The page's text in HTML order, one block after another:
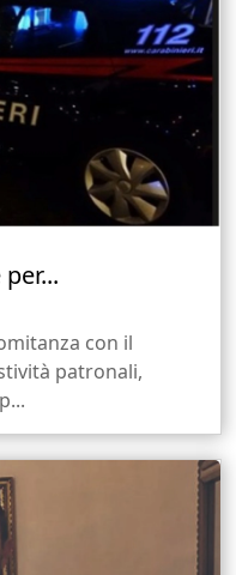
con il
patronali,